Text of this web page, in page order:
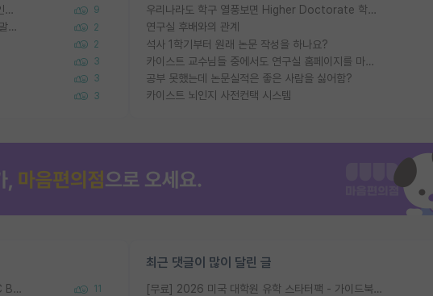
박사진학하기에 2억은 괜찮은 (?) 정도의 경제력인가요 9
타대학원 컨텍 준비중인데, 지도교수님께는 언제 말씀드려야 할까요? 2
2
3
3
3
우리나라도 학구 열풍보면 Higher Doctorate 학위가 필요하다고 봅니다.
연구실 후배와의 관계
석사 1학기부터 원래 논문 작성을 하나요?
카이스트 교수님들 중에서도 연구실 홈페이지를 마련 안 하신 분들이 계시던데
공부 못했는데 논문실적은 좋은 사람을 싫어함?
카이스트 뇌인지 사전컨택 시스템
Korea University 수학, 컴퓨터과학 이학사, UC Berkeley 산업공학 대학원 공학박사가 되는 것은 쉽지 않겠죠? 11
최근 댓글이 많이 달린 글
[무료] 2026 미국 대학원 유학 스타터팩 - 가이드북 & 합격자 컨택메일 템플릿